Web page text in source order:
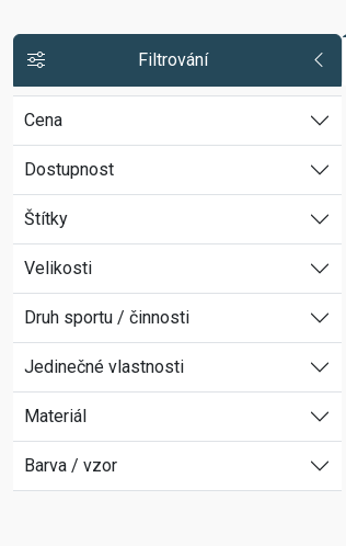
Filtrování
Cena
Dostupnost
Štítky
Velikosti
Druh sportu / činnosti
Jedinečné vlastnosti
Materiál
Barva / vzor